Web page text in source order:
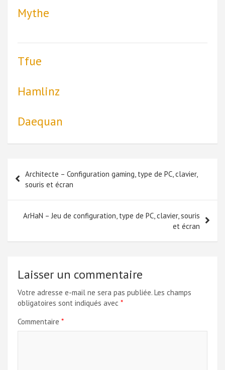
Mythe
Tfue
Hamlinz
Daequan
de
l’article
Architecte – Configuration gaming, type de PC, clavier,
souris et écran
ArHaN – Jeu de configuration, type de PC, clavier, souris
et écran
Laisser un commentaire
Votre adresse e-mail ne sera pas publiée. Les champs
obligatoires sont indiqués avec *
Commentaire *